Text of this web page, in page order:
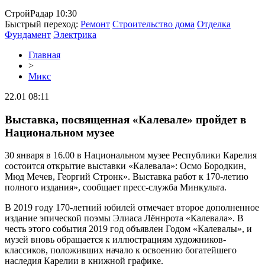
СтройРадар 10:30
Быстрый переход: Ремонт Строительство дома Отделка
Фундамент Электрика
Главная
>
Микс
22.01 08:11
Выставка, посвященная «Калевале» пройдет в
Национальном музее
30 января в 16.00 в Национальном музее Республики Карелия
состоится открытие выставки «Калевала»: Осмо Бородкин,
Мюд Мечев, Георгий Стронк». Выставка работ к 170-летию
полного издания», сообщает пресс-служба Минкульта.
В 2019 году 170-летний юбилей отмечает второе дополненное
издание эпической поэмы Элиаса Лённрота «Калевала». В
честь этого события 2019 год объявлен Годом «Калевалы», и
музей вновь обращается к иллюстрациям художников-
классиков, положивших начало к освоению богатейшего
наследия Карелии в книжной графике.